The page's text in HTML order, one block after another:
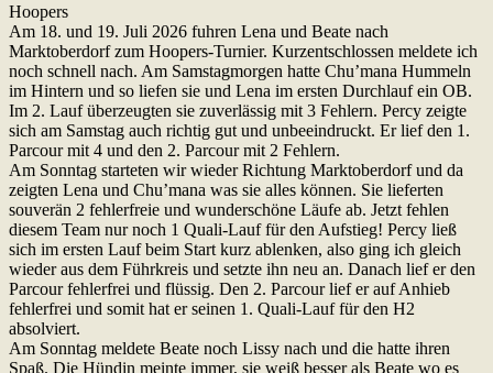
Hoopers
Am 18. und 19. Juli 2026 fuhren Lena und Beate nach
Marktoberdorf zum Hoopers-Turnier. Kurzentschlossen meldete ich
noch schnell nach. Am Samstagmorgen hatte Chu’mana Hummeln
im Hintern und so liefen sie und Lena im ersten Durchlauf ein OB.
Im 2. Lauf überzeugten sie zuverlässig mit 3 Fehlern. Percy zeigte
sich am Samstag auch richtig gut und unbeeindruckt. Er lief den 1.
Parcour mit 4 und den 2. Parcour mit 2 Fehlern.
Am Sonntag starteten wir wieder Richtung Marktoberdorf und da
zeigten Lena und Chu’mana was sie alles können. Sie lieferten
souverän 2 fehlerfreie und wunderschöne Läufe ab. Jetzt fehlen
diesem Team nur noch 1 Quali-Lauf für den Aufstieg! Percy ließ
sich im ersten Lauf beim Start kurz ablenken, also ging ich gleich
wieder aus dem Führkreis und setzte ihn neu an. Danach lief er den
Parcour fehlerfrei und flüssig. Den 2. Parcour lief er auf Anhieb
fehlerfrei und somit hat er seinen 1. Quali-Lauf für den H2
absolviert.
Am Sonntag meldete Beate noch Lissy nach und die hatte ihren
Spaß. Die Hündin meinte immer, sie weiß besser als Beate wo es